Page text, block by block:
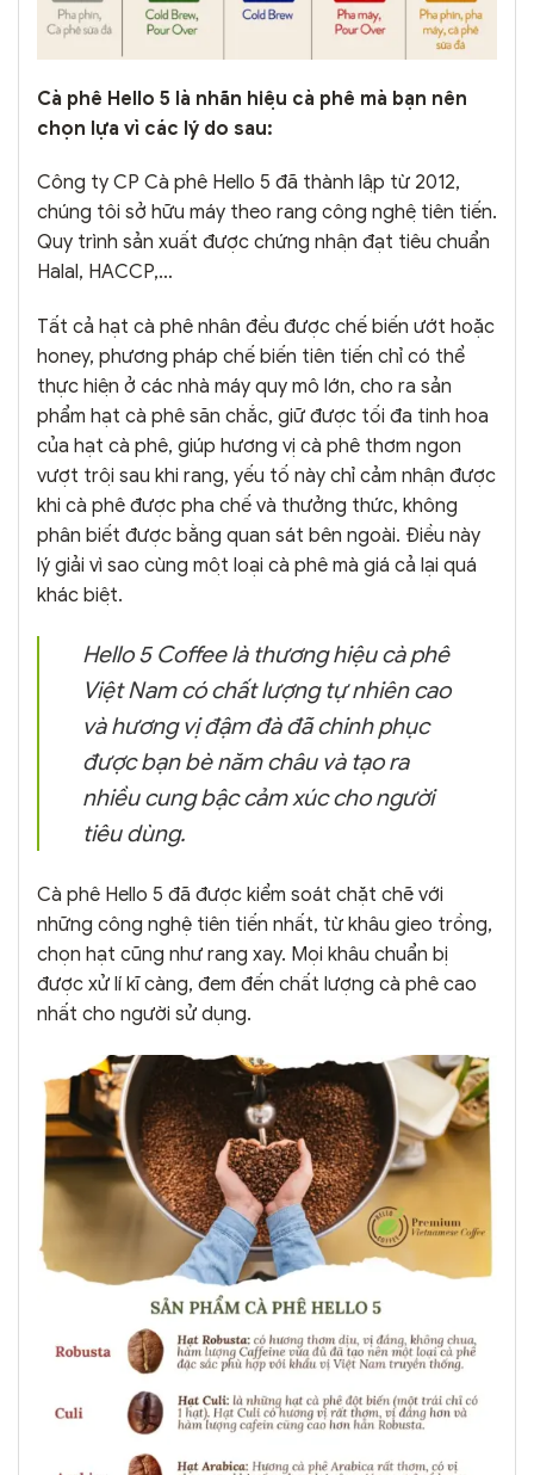
Cà phê Hello 5 là nhãn hiệu cà phê mà bạn nên
chọn lựa vì các lý do sau:
Công ty CP Cà phê Hello 5 đã thành lập từ 2012,
chúng tôi sở hữu máy theo rang công nghệ tiên tiến.
Quy trình sản xuất được chứng nhận đạt tiêu chuẩn
Halal, HACCP,…
Tất cả hạt cà phê nhân đều được chế biến ướt hoặc
honey, phương pháp chế biến tiên tiến chỉ có thể
thực hiện ở các nhà máy quy mô lớn, cho ra sản
phẩm hạt cà phê săn chắc, giữ được tối đa tinh hoa
của hạt cà phê, giúp hương vị cà phê thơm ngon
vượt trội sau khi rang, yếu tố này chỉ cảm nhận được
khi cà phê được pha chế và thưởng thức, không
phân biết được bằng quan sát bên ngoài. Điều này
lý giải vì sao cùng một loại cà phê mà giá cả lại quá
khác biệt.
Hello 5 Coffee là thương hiệu cà phê
Việt Nam có chất lượng tự nhiên cao
và hương vị đậm đà đã chinh phục
được bạn bè năm châu và tạo ra
nhiều cung bậc cảm xúc cho người
tiêu dùng.
Cà phê Hello 5 đã được kiểm soát chặt chẽ với
những công nghệ tiên tiến nhất, từ khâu gieo trồng,
chọn hạt cũng như rang xay. Mọi khâu chuẩn bị
được xử lí kĩ càng, đem đến chất lượng cà phê cao
nhất cho người sử dụng.